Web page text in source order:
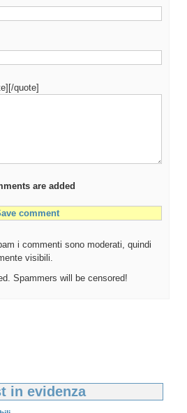
quote]
are added
i commenti sono moderati, quindi
visibili.
Spammers will be censored!
in evidenza